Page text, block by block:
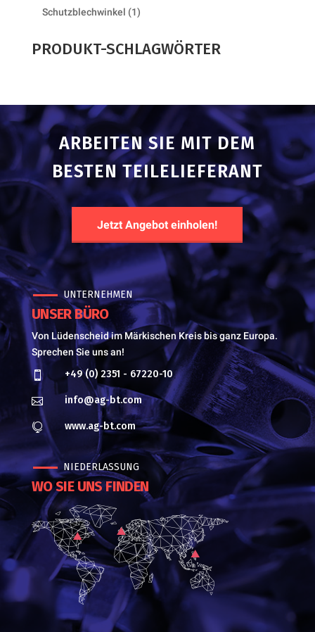
products
Schutzblechwinkel 11
PRODUKT-SCHLAGWÖRTER
ARBEITEN SIE MIT DEM
BESTEN TEILELIEFERANT
Jetzt Angebot einholen!
UNTERNEHMEN
UNSER BÜRO
Von Lüdenscheid im Märkischen Kreis bis ganz Europa.
Sprechen Sie uns an!
 +49 (0) 2351 - 67220-10
 info@ag-bt.com
 www.ag-bt.com
NIEDERLASSUNG
WO SIE UNS FINDEN